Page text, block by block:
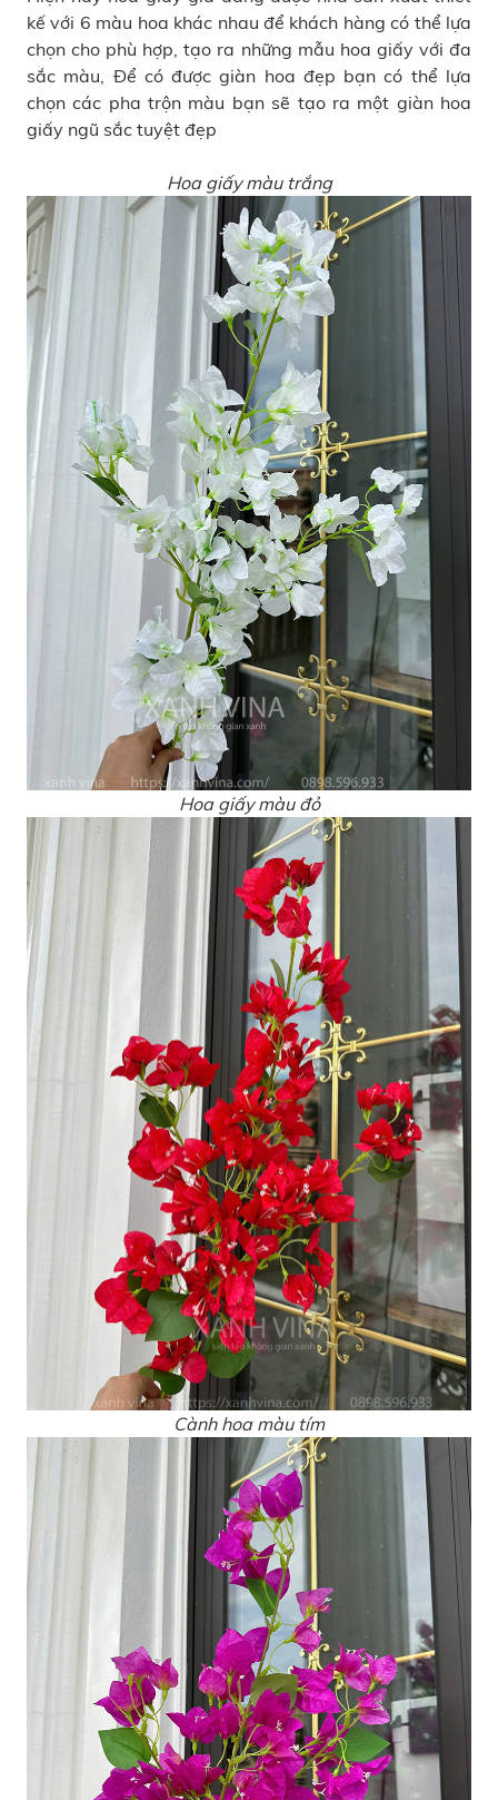
kế với 6 màu hoa khác nhau để khách hàng có thể lựa
chọn cho phù hợp, tạo ra những mẫu hoa giấy với đa
sắc màu, Để có được giàn hoa đẹp bạn có thể lựa
chọn các pha trộn màu bạn sẽ tạo ra một giàn hoa
giấy ngũ sắc tuyệt đẹp
Hoa giấy màu trắng
Hoa giấy màu đỏ
Cành hoa màu tím